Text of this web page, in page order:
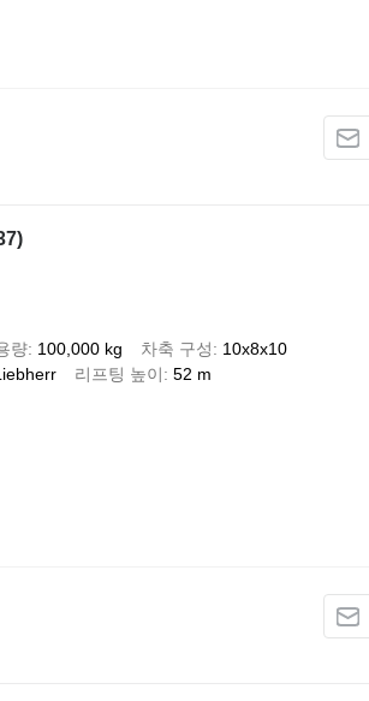
량 100,000 kg 차축 구성
10x8x10
리프팅 높이 52 m